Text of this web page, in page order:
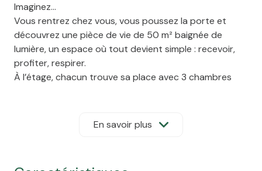
Imaginez…
Vous rentrez chez vous, vous poussez la porte et
découvrez une pièce de vie de 50 m² baignée de
lumière, un espace où tout devient simple : recevoir,
profiter, respirer.
À l’étage, chacun trouve sa place avec 3 chambres
Un studio indépendant de 40 m²
Aujourd’hui un revenu locatif.
En savoir plus